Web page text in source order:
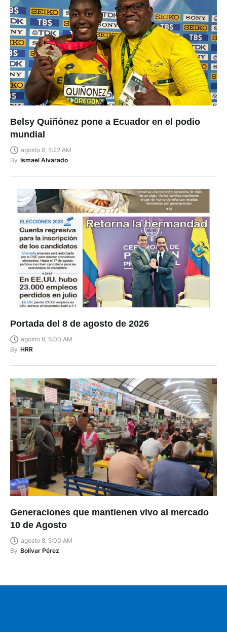
Belsy Quiñónez pone a Ecuador en el podio
mundial
agosto 8, 5:22 AM
By Ismael Alvarado
Portada del 8 de agosto de 2026
agosto 8, 5:00 AM
By HRR
Generaciones que mantienen vivo al mercado
10 de Agosto
agosto 8, 5:00 AM
By Bolívar Pérez